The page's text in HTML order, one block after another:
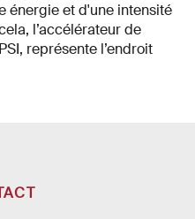
énergie et d'une intensité
l’accélérateur de
représente l’endroit